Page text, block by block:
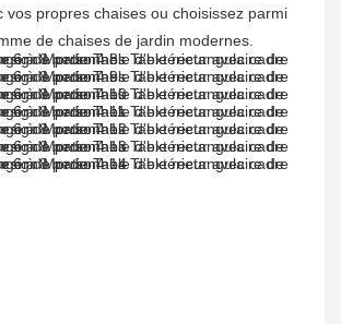
vos propres chaises ou choisissez parmi